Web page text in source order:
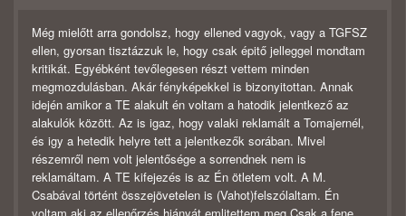
Még mielőtt arra gondolsz, hogy ellened vagyok, vagy a TGFSZ
ellen, gyorsan tisztázzuk le, hogy csak épitő jelleggel mondtam
kritikát. Egyébként tevőlegesen részt vettem minden
megmozdulásban. Akár fényképekkel is bizonyitottan. Annak
idején amikor a TE alakult én voltam a hatodik jelentkező az
alakulók között. Az is igaz, hogy valaki reklamált a Tomajernél,
és igy a hetedik helyre tett a jelentkezők sorában. Mivel
részemről nem volt jelentősége a sorrendnek nem is
reklamáltam. A TE kifejezés is az Én ötletem volt. A M.
Csabával történt összejövetelen is (Vahot)felszólaltam. Én